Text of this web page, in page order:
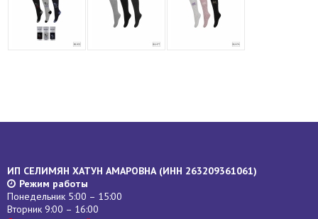
ИП СЕЛИМЯН ХАТУН АМАРОВНА (ИНН 263209361061)
Режим работы
Понедельник 5:00 – 15:00
Вторник 9:00 – 16:00